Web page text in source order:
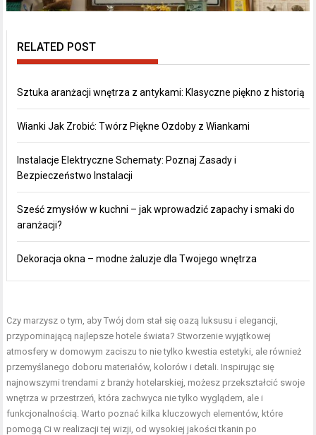
RELATED POST
Sztuka aranżacji wnętrza z antykami: Klasyczne piękno z historią
Wianki Jak Zrobić: Twórz Piękne Ozdoby z Wiankami
Instalacje Elektryczne Schematy: Poznaj Zasady i
Bezpieczeństwo Instalacji
Sześć zmysłów w kuchni – jak wprowadzić zapachy i smaki do
aranżacji?
Dekoracja okna – modne żaluzje dla Twojego wnętrza
Czy marzysz o tym, aby Twój dom stał się oazą luksusu i elegancji,
przypominającą najlepsze hotele świata? Stworzenie wyjątkowej
atmosfery w domowym zaciszu to nie tylko kwestia estetyki, ale również
przemyślanego doboru materiałów, kolorów i detali. Inspirując się
najnowszymi trendami z branży hotelarskiej, możesz przekształcić swoje
wnętrza w przestrzeń, która zachwyca nie tylko wyglądem, ale i
funkcjonalnością. Warto poznać kilka kluczowych elementów, które
pomogą Ci w realizacji tej wizji, od wysokiej jakości tkanin po